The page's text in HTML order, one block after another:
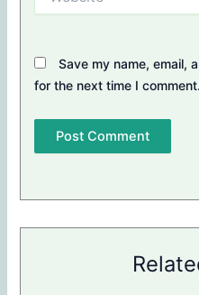
Save my name, email,
for the next time I comment.